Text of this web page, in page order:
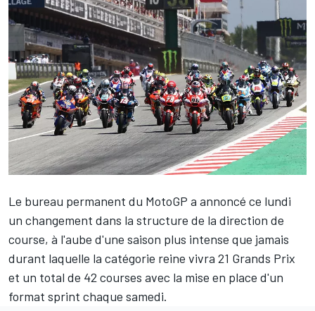
Le bureau permanent du MotoGP a annoncé ce lundi
un changement dans la structure de la direction de
course, à l'aube d'une saison plus intense que jamais
durant laquelle la catégorie reine vivra 21 Grands Prix
et un total de 42 courses avec la mise en place d'un
format sprint chaque samedi.